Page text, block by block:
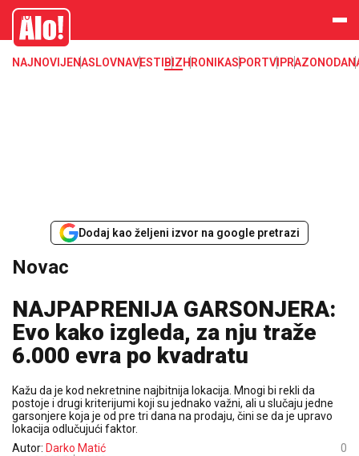
Novac, dinar, evro, dolar, kurs, kursna lista, nbs, narodna banka srbije
Alo
NAJNOVIJENASLOVNAVESTI BIZHRONIKASPORTVIPRAZONODA
Dodaj kao željeni izvor na google pretrazi
Novac
NAJPAPRENIJA GARSONJERA:
Evo kako izgleda, za nju traže
6.000 evra po kvadratu
Kažu da je kod nekretnine najbitnija lokacija. Mnogi bi rekli da
postoje i drugi kriterijumi koji su jednako važni, ali u slučaju jedne
garsonjere koja je od pre tri dana na prodaju, čini se da je upravo
lokacija odlučujući faktor.
Autor: Darko Matić
0